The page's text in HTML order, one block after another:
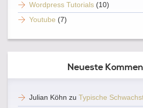
Wordpress Tutorials (10)
Youtube (7)
Neueste
Julian Köhn zu Typische